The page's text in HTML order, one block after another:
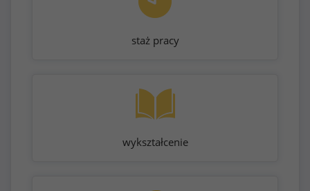
staż pracy
wykształcenie